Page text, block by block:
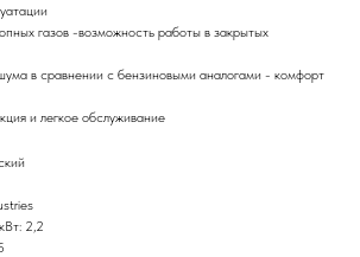
газов -возможность работы в закрытых
в сравнении с бензиновыми аналогами - комфорт
и легкое обслуживание
2,2